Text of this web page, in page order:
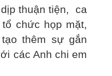
thuận tiện, ca
chức họp mặt,
thêm sự gắn
các Anh chi em